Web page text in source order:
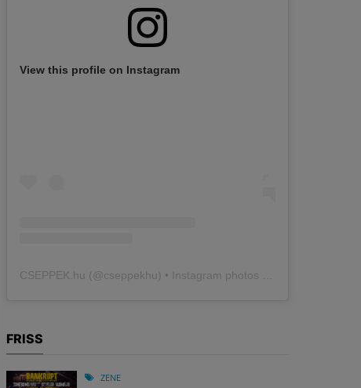
View this profile on Instagram
CSEPPEK.hu (@cseppekhu ) • Instagram photos and videos
FRISS
ZENE